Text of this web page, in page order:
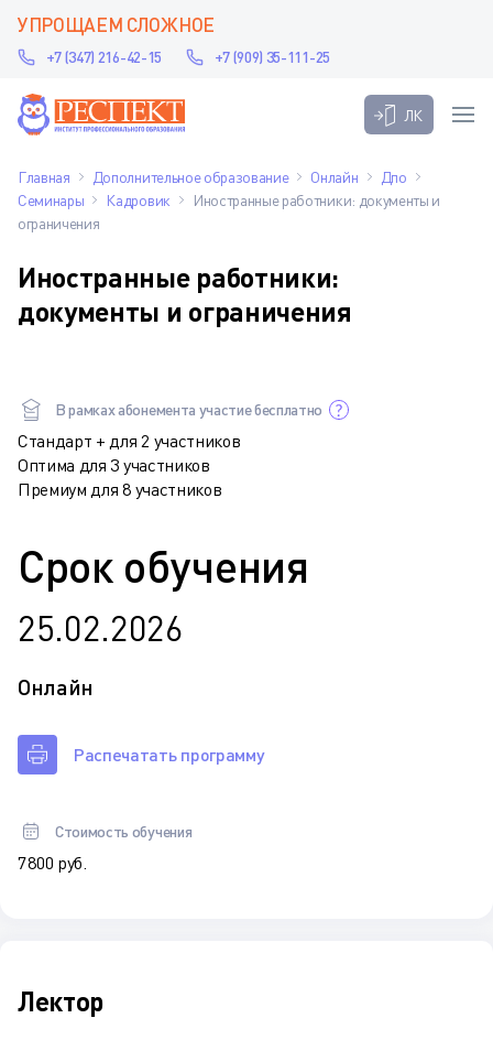
УПРОЩАЕМ СЛОЖНОЕ
+7 (347) 216-42-15 +7 (909) 35-111-25
ЛК
Главная Дополнительное образование Онлайн
Дпо
Семинары
Кадровик
Иностранные работники: документы и
ограничения
Иностранные работники:
документы и ограничения
В рамках абонемента участие бесплатно
Стандарт + для 2 участников
Оптима для 3 участников
Премиум для 8 участников
Срок обучения
25.02.2026
Онлайн
Распечатать программу
Стоимость обучения
7 800 руб.
Лектор